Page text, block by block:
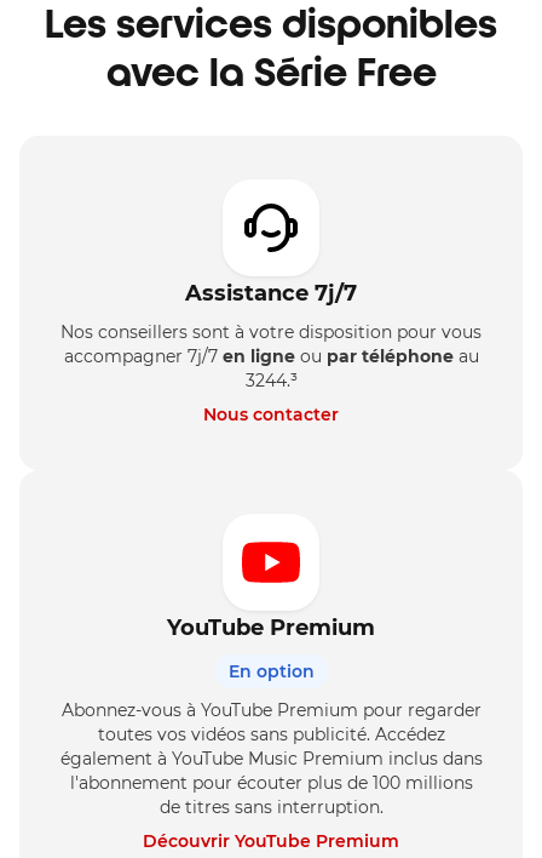
Les services disponibles
avec la Série Free
Assistance 7j/7
Nos conseillers sont à votre disposition pour vous
accompagner 7j/7 en ligneou par téléphoneau
3244.³
Nous contacter
YouTube Premium
En option
Abonnez-vous à YouTube Premium pour regarder
toutes vos vidéos sans publicité. Accédez
également à YouTube Music Premium inclus dans
l'abonnement pour écouter plus de 100 millions
de titres sans interruption.
Découvrir YouTube Premium